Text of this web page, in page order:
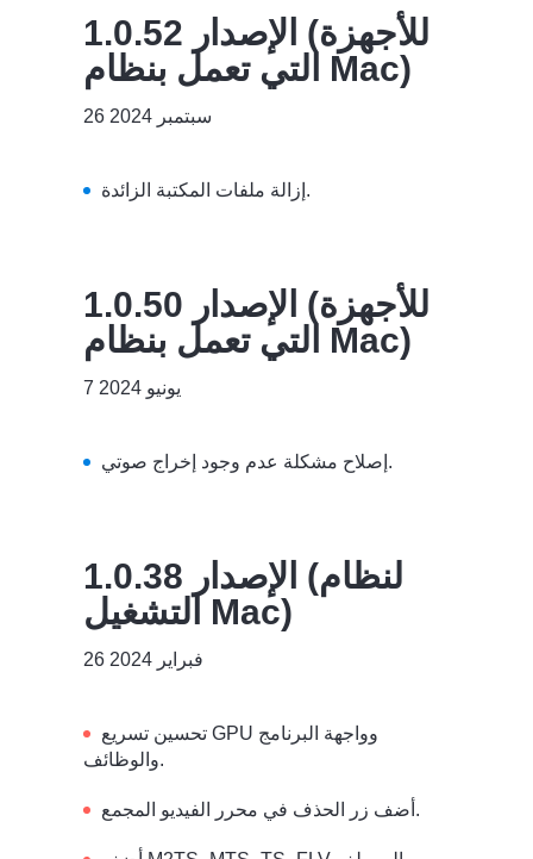
الإصدار 1.0.52 (للأجهزة
التي تعمل بنظام Mac)
26 سبتمبر 2024
إزالة ملفات المكتبة الزائدة.
الإصدار 1.0.50 (للأجهزة
التي تعمل بنظام Mac)
7 يونيو 2024
إصلاح مشكلة عدم وجود إخراج صوتي.
الإصدار 1.0.38 (لنظام
التشغيل Mac)
26 فبراير 2024
والوظائف.
أضف زر الحذف في محرر الفيديو المجمع.